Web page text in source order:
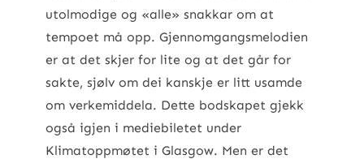
utolmodige og «alle» snakkar om at
tempoet må opp. Gjennomgangsmelodien
er at det skjer for lite og at det går for
sakte, sjølv om dei kanskje er litt usamde
om verkemiddela. Dette bodskapet gjekk
også igjen i mediebiletet under
Klimatoppmøtet i Glasgow. Men er det